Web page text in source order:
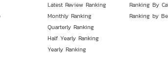
Latest Review Ranking
Monthly Ranking
Quarterly Ranking
Half Yearly Ranking
Yearly Ranking
Ranking By
Ranking by